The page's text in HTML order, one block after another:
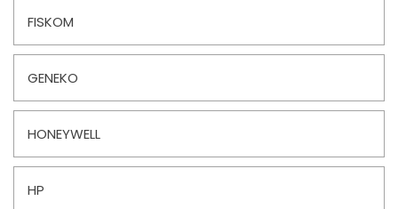
FISKOM
GENEKO
HONEYWELL
HP